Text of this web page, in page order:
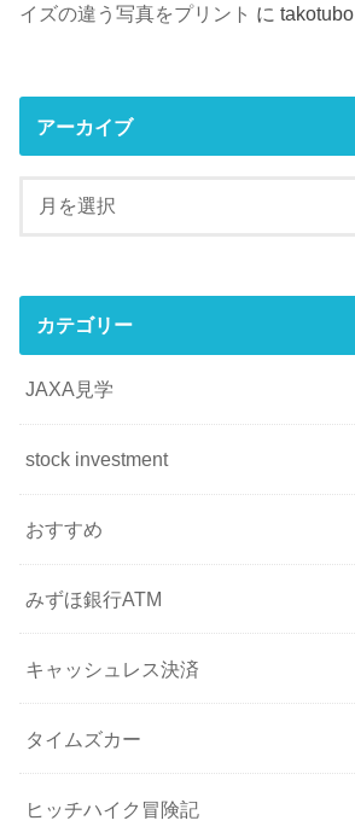
イズの違う写真をプリント にtakotubo
アーカイブ
カテゴリー
JAXA見学
stock investment
おすすめ
みずほ銀行ATM
キャッシュレス決済
タイムズカー
ヒッチハイク冒険記